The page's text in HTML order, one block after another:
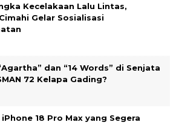
Kecelakaan Lalu Lintas,
Gelar Sosialisasi
dan “14 Words” di Senjata
72 Kelapa Gading?
18 Pro Max yang Segera